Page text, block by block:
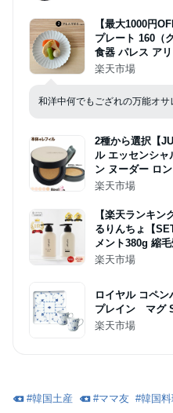
【最大1000円
プレート 160（
食器 パレス ア
活 送料無料 皿
楽天市場
和洋中何でもござれの万能オサ
2種から選択【
ル エッセンシャ
ン ヌーダー ロ
ション (本品
品 【海外通販】
楽天市場
【楽天ランキ
るりんちょ【
メント380g 縮
毛 うねり 頭皮
楽天市場
ロイヤル コペ
プレイン マグ
楽天市場
#韓国土産 #ママ友 #韓国料